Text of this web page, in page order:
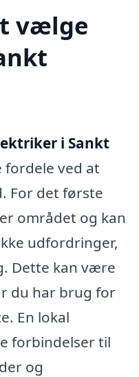
vælge
i Sankt
fordele ved at
For det første
området og kan
udfordringer,
Dette kan være
du har brug for
En lokal
forbindelser til
og